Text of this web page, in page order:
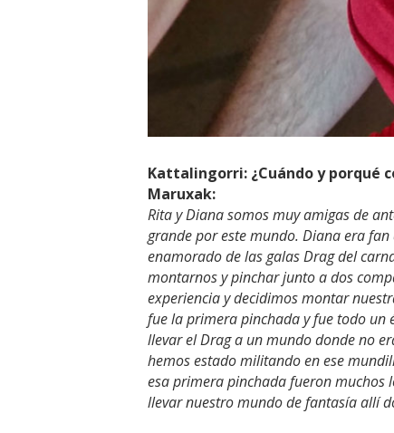
Kattalingorri: ¿Cuándo y porqué
Maruxak:
Rita y Diana somos muy amigas de
grande por este mundo. Diana era
enamorado de las galas Drag del
montarnos y pinchar junto a dos
experiencia y decidimos montar
fue la primera pinchada y fue todo un
llevar el Drag a un mundo donde no
hemos estado militando en ese
esa primera pinchada fueron
llevar nuestro mundo de fantasía allí